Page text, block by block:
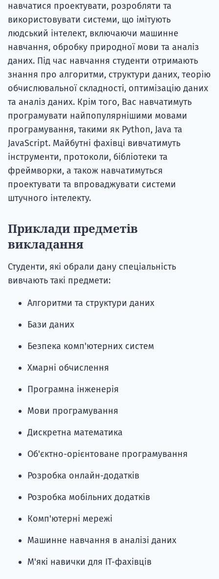
навчатися проектувати, розробляти та
використовувати системи, що імітують
людський інтелект, включаючи машинне
навчання, обробку природної мови та аналіз
даних. Під час навчання студенти отримають
знання про алгоритми, структури даних, теорію
обчислювальної складності, оптимізацію даних
та аналіз даних. Крім того, Вас навчатимуть
програмувати найпопулярнішими мовами
програмування, такими як Python, Java та
JavaScript. Майбутні фахівці вивчатимуть
інструменти, протоколи, бібліотеки та
фреймворки, а також навчатимуться
проектувати та впроваджувати системи
штучного інтелекту.
Приклади предметів
викладання
Студенти, які обрали дану спеціальність
вивчають такі предмети:
Алгоритми та структури даних
Бази даних
Безпека комп'ютерних систем
Хмарні обчислення
Програмна інженерія
Мови програмування
Дискретна математика
Об'єктно-орієнтоване програмування
Розробка онлайн-додатків
Розробка мобільних додатків
Комп'ютерні мережі
Машинне навчання в аналізі даних
М'які навички для ІТ-фахівців